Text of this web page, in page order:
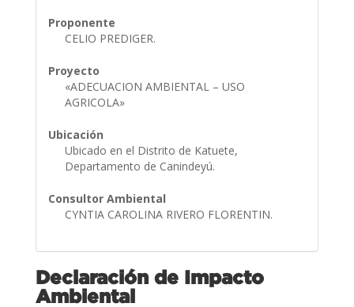
Proponente
CELIO PREDIGER.
Proyecto
«ADECUACION AMBIENTAL – USO
AGRICOLA»
Ubicación
Ubicado en el Distrito de Katuete,
Departamento de Canindeyú.
Consultor Ambiental
CYNTIA CAROLINA RIVERO FLORENTIN.
Declaración de Impacto
Ambiental